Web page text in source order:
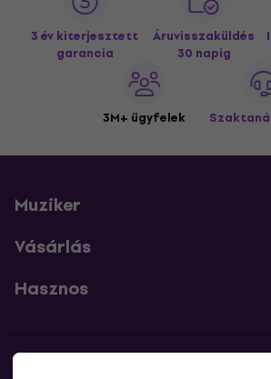
3 év kiterjesztett
garancia
Áruvisszaküldés
30 napig
3M+ ügyfelek
Muziker
Vásárlás
Hasznos